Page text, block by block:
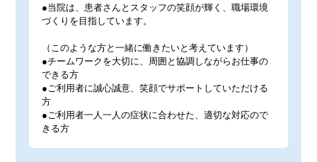
●当院は、患者さんとスタッフの笑顔が輝く、職場環境
づくりを目指しています。
（このような方と一緒に働きたいと考えています）
●チームワークを大切に、周囲と協調しながらお仕事の
できる方
●ご利用者に誠心誠意、笑顔でサポートしていただける
方
●ご利用者一人一人の症状に合わせた、適切な対応ので
きる方